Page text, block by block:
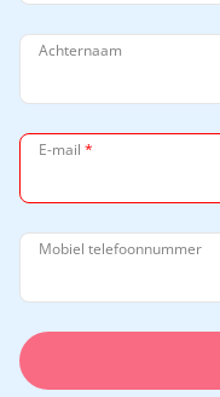
Achternaam
E-mail *
Mobiel telefoonnummer